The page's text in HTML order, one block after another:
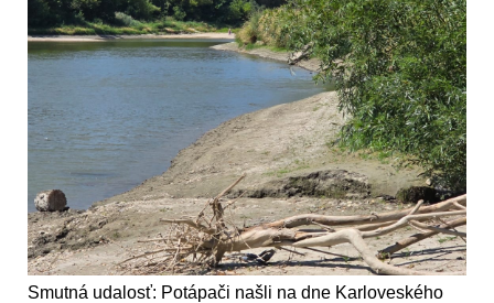
Smutná udalosť: Potápači našli na dne Karloveského